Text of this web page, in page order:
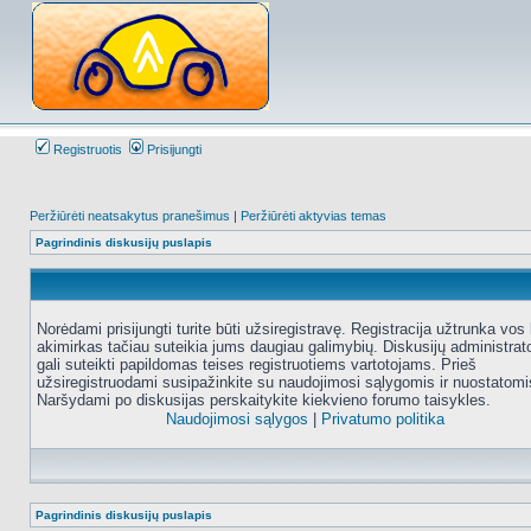
Registruotis Prisijungti
Peržiūrėti neatsakytus pranešimus | Peržiūrėti aktyvias temas
Pagrindinis diskusijų puslapis
Norėdami prisijungti turite būti užsiregistravę. Registracija užtrunka vos
akimirkas tačiau suteikia jums daugiau galimybių. Diskusijų
gali suteikti papildomas teises registruotiems vartotojams. Prieš
užsiregistruodami susipažinkite su naudojimosi sąlygomis ir
Naršydami po diskusijas perskaitykite kiekvieno forumo taisykles.
Naudojimosi sąlygos
Privatumo politika
Pagrindinis diskusijų puslapis